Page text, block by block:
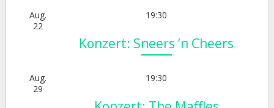
Aug.
22
19:30
Konzert: Sneers ‘n Cheers
Aug.
29
19:30